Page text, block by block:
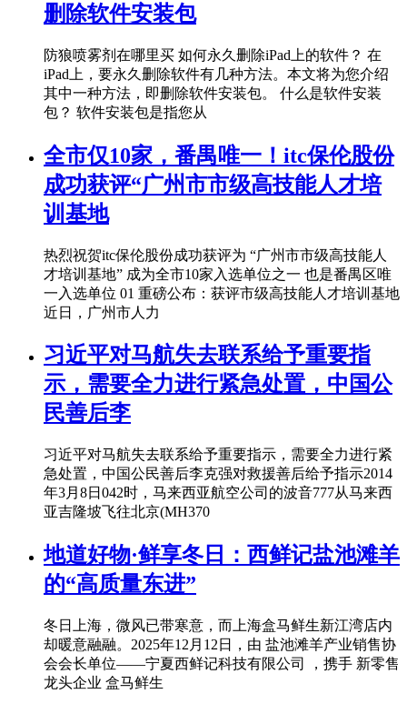
删除软件安装包
防狼喷雾剂在哪里买 如何永久删除iPad上的软件？ 在
iPad上，要永久删除软件有几种方法。本文将为您介绍
其中一种方法，即删除软件安装包。 什么是软件安装
包？ 软件安装包是指您从
全市仅10家，番禺唯一！itc保伦股份
成功获评“广州市市级高技能人才培
训基地
热烈祝贺itc保伦股份成功获评为 “广州市市级高技能人
才培训基地” 成为全市10家入选单位之一 也是番禺区唯
一入选单位 01 重磅公布：获评市级高技能人才培训基地
近日，广州市人力
习近平对马航失去联系给予重要指
示，需要全力进行紧急处置，中国公
民善后李
习近平对马航失去联系给予重要指示，需要全力进行紧
急处置，中国公民善后李克强对救援善后给予指示2014
年3月8日042时，马来西亚航空公司的波音777从马来西
亚吉隆坡飞往北京(MH370
地道好物·鲜享冬日：西鲜记盐池滩羊
的“高质量东进”
冬日上海，微风已带寒意，而上海盒马鲜生新江湾店内
却暖意融融。2025年12月12日，由 盐池滩羊产业销售协
会会长单位——宁夏西鲜记科技有限公司 ，携手 新零售
龙头企业 盒马鲜生